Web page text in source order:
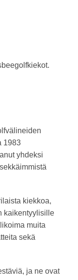
1983
yhdeksi
kiekkoa,
kaikentyylisille
muita
sekä
ja ne ovat